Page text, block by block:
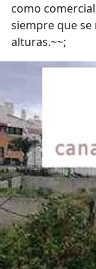
como
siempre que
alturas.~~;